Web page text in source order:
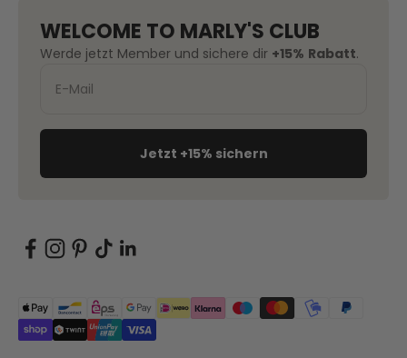
WELCOME TO MARLY'S CLUB
Werde jetzt Member und sichere dir +15% Rabatt.
Jetzt +15% sichern